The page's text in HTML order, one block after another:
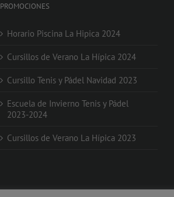
PROMOCIONES
Horario Piscina La Hipica 2024
Cursillos de Verano La Hípica 2024
Cursillo Tenis y Pádel Navidad 2023
Escuela de Invierno Tenis y Pádel
2023-2024
Cursillos de Verano La Hípica 2023